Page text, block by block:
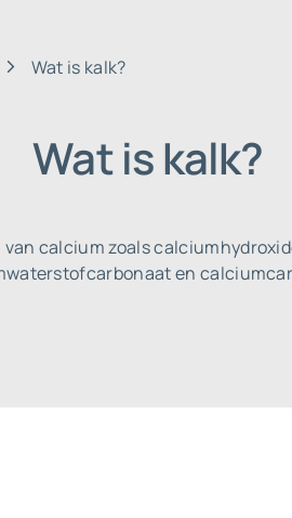
Wat is kalk?
Wat is kalk?
calcium zoals
en